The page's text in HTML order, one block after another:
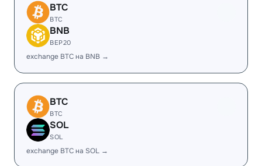
BTC
BTC
BNB
BEP20
exchange BTC на BNB →
BTC
BTC
SOL
SOL
exchange BTC на SOL →